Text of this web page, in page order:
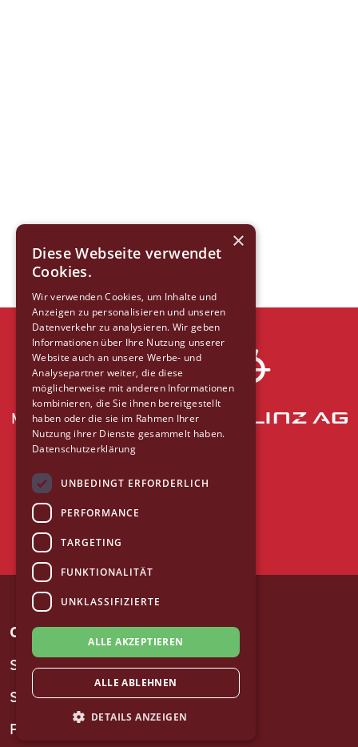
Mit freundlicher Unterstützung der
CITY BIKE LINZ
So geht's
Stationen
Preise
×
Diese Webseite verwendet
Cookies.
Wir verwenden Cookies, um Inhalte und
Anzeigen zu personalisieren und unseren
Datenverkehr zu analysieren. Wir geben
Informationen über Ihre Nutzung unserer
Website auch an unsere Werbe- und
Analysepartner weiter, die diese
möglicherweise mit anderen Informationen
kombinieren, die Sie ihnen bereitgestellt
haben oder die sie im Rahmen Ihrer
Nutzung ihrer Dienste gesammelt haben.
Datenschutzerklärung
UNBEDINGT ERFORDERLICH
PERFORMANCE
TARGETING
FUNKTIONALITÄT
UNKLASSIFIZIERTE
ALLE AKZEPTIEREN
ALLE ABLEHNEN
DETAILS ANZEIGEN